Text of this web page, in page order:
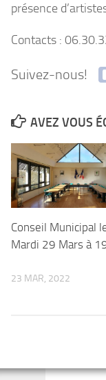
présence
Contacts :
Suivez-nous!
AVEZ VOUS
Conseil Municipal
Mardi 29 Mars à
23 MAR, 2022